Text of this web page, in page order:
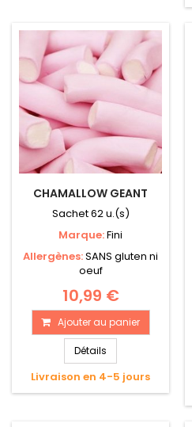
CHAMALLOW GEANT
Sachet 62 u.(s)
Marque:Fini
Allergènes:SANS gluten ni
oeuf
10,99 €
Ajouter au panier
Détails
Livraison en 4-5 jours